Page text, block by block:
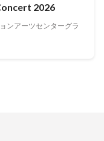
2026
ンアーツセンターグラ